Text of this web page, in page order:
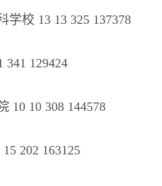
学校 13 13 325 137378
341 129424
10 10 308 144578
202 163125